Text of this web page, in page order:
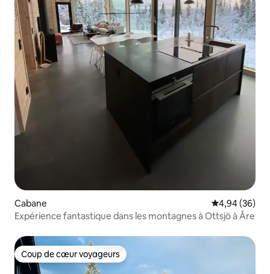
Cabane Évaluation
4,94 (36)
Expérience fantastique dans les montagnes à Ottsjö à Åre
Coup de cœur voyageurs
Coup de cœur voyageurs